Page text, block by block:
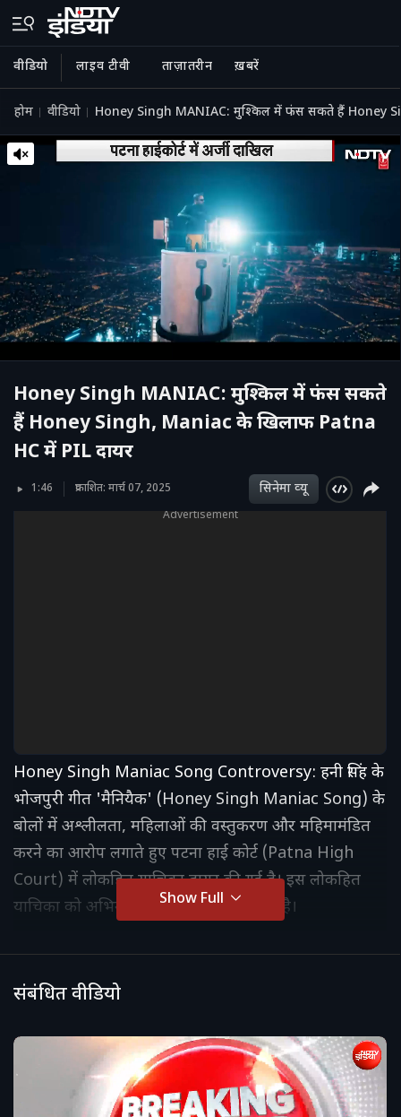
वीडियो लाइव टीवी ताज़ातरीन ख़बरें
होम वीडियो Honey Singh MANIAC: मुश्किल में फंस सकते हैं Honey
Honey Singh MANIAC: मुश्किल में फंस सकते
हैं Honey Singh, Maniac के खिलाफ Patna
HC में PIL दायर
1:46 प्रकाशित: मार्च 07, 2025 सिनेमा व्‍यू
Advertisement
Honey Singh Maniac Song Controversy: हनी सिंह के
भोजपुरी गीत 'मैनियैक' (Honey Singh Maniac Song) के
बोलों में अश्लीलता, महिलाओं की वस्तुकरण और महिमामंडित
करने का आरोप लगाते हुए पटना हाई कोर्ट (Patna High
Court) में लोकहित याचिका दायर की गई है। इस लोकहित
याचिका को अभिनेत्री नीतू चंद्रा ने दायर किया है।
Show Full
संबंधित वीडियो